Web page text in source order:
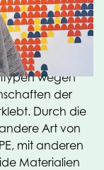
die nicht
für
oder
nachhaltige
wegen
der
Durch die
Art von
mit anderen
Materialien